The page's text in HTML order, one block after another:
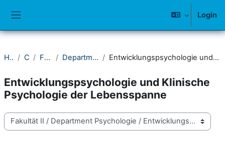
Login
Home Corsi Fakultät II Department Psychologie Entwicklungspsychologie und Klinische Psychologie der Lebensspanne
Entwicklungspsychologie und Klinische
Psychologie der Lebensspanne
Categorie di corso